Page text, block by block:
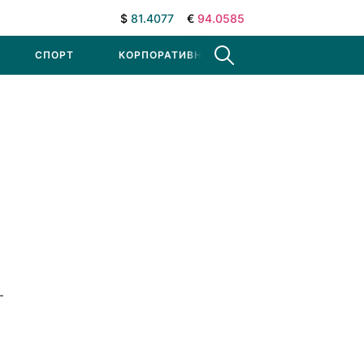
$ 81.4077 € 94.0585
СПОРТ КОРПОРАТИВНЫЕ НОВОСТИ